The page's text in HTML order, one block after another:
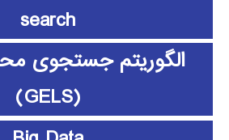
search
الگوریتم جستجوی
(GELS)